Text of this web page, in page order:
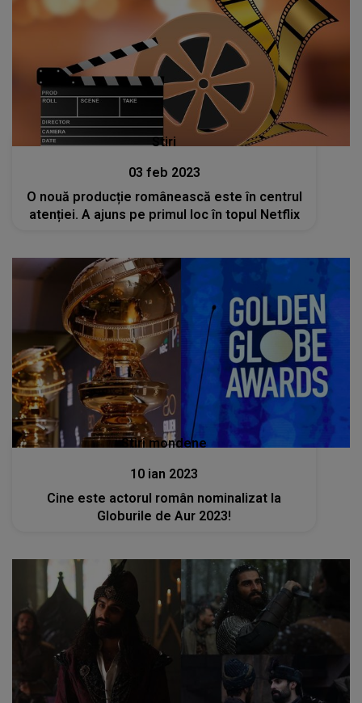
Stiri
03 feb 2023
O nouă producție românească este în centrul
atenției. A ajuns pe primul loc în topul Netflix
Stiri mondene
10 ian 2023
Cine este actorul român nominalizat la
Globurile de Aur 2023!